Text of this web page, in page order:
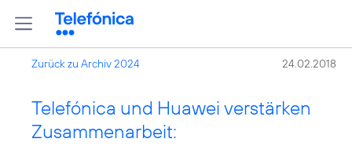
Zurück zu Archiv 2024 24.02.2018
Telefónica und Huawei verstärken
Zusammenarbeit: